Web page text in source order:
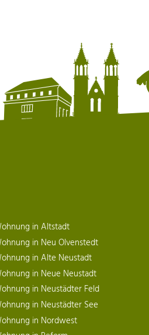
in Altstadt
in Neu Olvenstedt
in Alte Neustadt
in Neue Neustadt
in Neustädter Feld
in Neustädter See
in Nordwest